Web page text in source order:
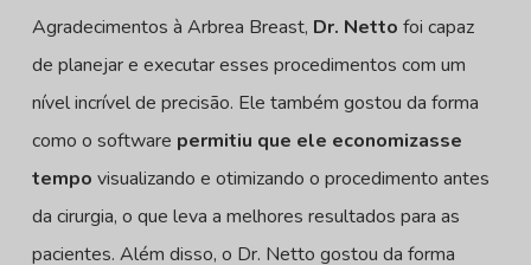
Agradecimentos à Arbrea Breast, Dr. Netto foi capaz
de planejar e executar esses procedimentos com um
nível incrível de precisão. Ele também gostou da forma
como o software permitiu que ele economizasse
tempo visualizando e otimizando o procedimento antes
da cirurgia, o que leva a melhores resultados para as
pacientes. Além disso, o Dr. Netto gostou da forma